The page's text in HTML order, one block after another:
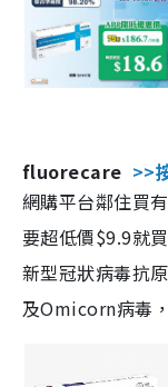
fluorecare >>
網購平台鄰住買
要超低價$9.9就
新型冠狀病毒抗
及Omicorn病毒